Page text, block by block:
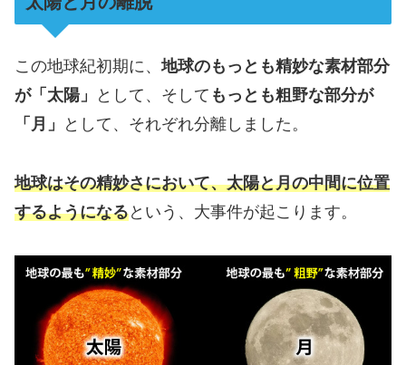
この地球紀初期に、地球のもっとも精妙な素材部分
が「太陽」
として、そして もっとも粗野な部分が
「月」
として、それぞれ分離しました。
地球はその精妙さにおいて、太陽と月の中間に位置
するようになるという、大事件が起こります。